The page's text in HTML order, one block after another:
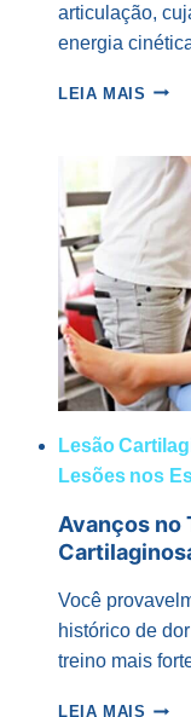
articulação,
energia
LEIA MAIS DOR
UMA
Lesão
Lesões nos
Avanços no
Você
histórico de
treino mais
LEIA MAIS